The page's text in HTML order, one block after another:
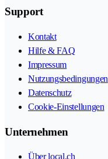
Support
Kontakt
Hilfe & FAQ
Impressum
Nutzungsbedingungen
Datenschutz
Cookie-Einstellungen
Unternehmen
Über local.ch